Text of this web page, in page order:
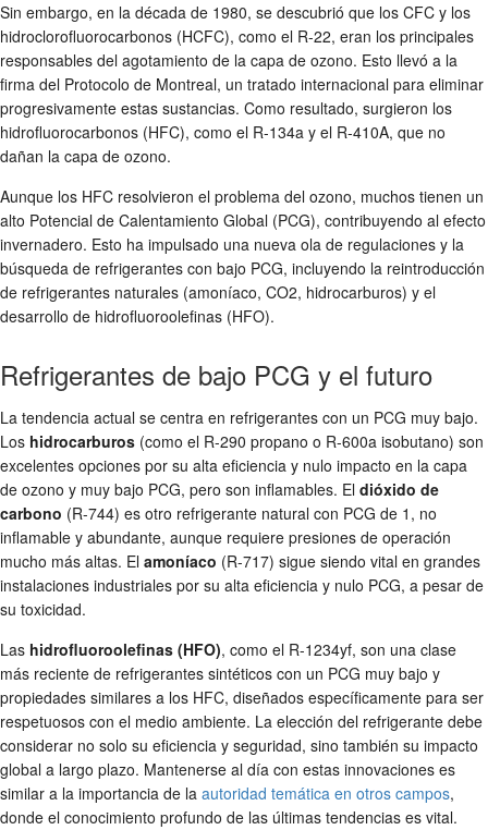
Sin embargo, en la década de 1980, se descubrió que los CFC y los
hidroclorofluorocarbonos (HCFC), como el R-22, eran los principales
responsables del agotamiento de la capa de ozono. Esto llevó a la
firma del Protocolo de Montreal, un tratado internacional para eliminar
progresivamente estas sustancias. Como resultado, surgieron los
hidrofluorocarbonos (HFC), como el R-134a y el R-410A, que no
dañan la capa de ozono.
Aunque los HFC resolvieron el problema del ozono, muchos tienen un
alto Potencial de Calentamiento Global (PCG), contribuyendo al efecto
invernadero. Esto ha impulsado una nueva ola de regulaciones y la
búsqueda de refrigerantes con bajo PCG, incluyendo la reintroducción
de refrigerantes naturales (amoníaco, CO2, hidrocarburos) y el
desarrollo de hidrofluoroolefinas (HFO).
Refrigerantes de bajo PCG y el futuro
La tendencia actual se centra en refrigerantes con un PCG muy bajo.
Los hidrocarburos (como el R-290 propano o R-600a isobutano) son
excelentes opciones por su alta eficiencia y nulo impacto en la capa
de ozono y muy bajo PCG, pero son inflamables. El dióxido de
carbono (R-744) es otro refrigerante natural con PCG de 1, no
inflamable y abundante, aunque requiere presiones de operación
mucho más altas. El amoníaco (R-717) sigue siendo vital en grandes
instalaciones industriales por su alta eficiencia y nulo PCG, a pesar de
su toxicidad.
Las hidrofluoroolefinas (HFO), como el R-1234yf, son una clase
más reciente de refrigerantes sintéticos con un PCG muy bajo y
propiedades similares a los HFC, diseñados específicamente para ser
respetuosos con el medio ambiente. La elección del refrigerante debe
considerar no solo su eficiencia y seguridad, sino también su impacto
global a largo plazo. Mantenerse al día con estas innovaciones es
similar a la importancia de la autoridad temática en otros campos,
donde el conocimiento profundo de las últimas tendencias es vital.